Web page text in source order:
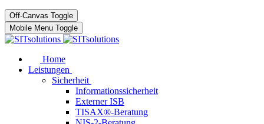
Off-Canvas Toggle
Mobile Menu Toggle
Home
Leistungen
Sicherheit
Informationssicherheit
Externer ISB
TISAX®-Beratung